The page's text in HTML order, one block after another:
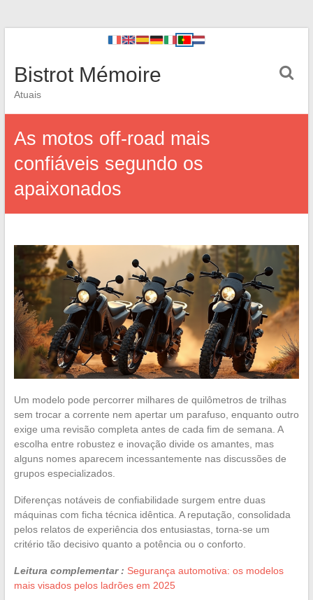
Bistrot Mémoire
Atuais
As motos off-road mais
confiáveis segundo os
apaixonados
Um modelo pode percorrer milhares de quilômetros de trilhas
sem trocar a corrente nem apertar um parafuso, enquanto outro
exige uma revisão completa antes de cada fim de semana. A
escolha entre robustez e inovação divide os amantes, mas
alguns nomes aparecem incessantemente nas discussões de
grupos especializados.
Diferenças notáveis de confiabilidade surgem entre duas
máquinas com ficha técnica idêntica. A reputação, consolidada
pelos relatos de experiência dos entusiastas, torna-se um
critério tão decisivo quanto a potência ou o conforto.
Leitura complementar : Segurança automotiva: os modelos
mais visados pelos ladrões em 2025